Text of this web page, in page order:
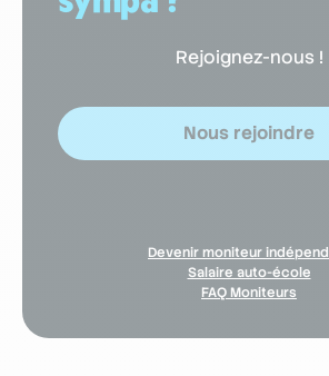
Rejoignez-nous !
Devenir moniteur
Salaire auto-école
FAQ Moniteurs
Nous rejoindre